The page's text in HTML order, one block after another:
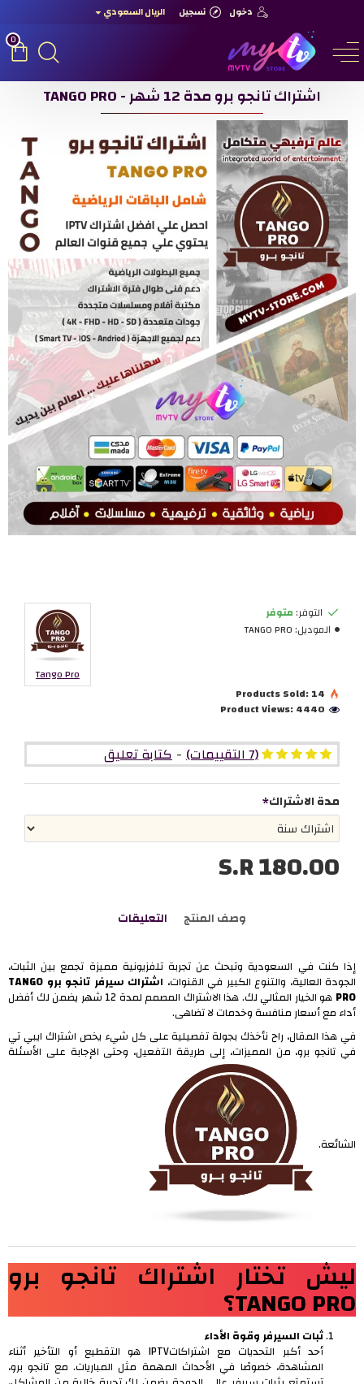
دخول تسجيل
الريال السعودي
0
اشتراك تانجو برو مدة 12 شهر - TANGO PRO
التوفر:متوفر
الموديل:TANGO PRO
Tango Pro
Products Sold: 14
Product Views: 4440
(7 التقييمات) - كتابة تعليق
S.R 180.00
مدة الاشتراك
وصف المنتج التعليقات
إذا كنت في السعودية وتبحث عن تجربة تلفزيونية مميزة تجمع بين الثبات،
الجودة العالية، والتنوع الكبير في القنوات، اشتراك سيرفر تانجو برو TANGO
PRO هو الخيار المثالي لك. هذا الاشتراك المصمم لمدة 12 شهر يضمن لك أفضل
أداء مع أسعار منافسة وخدمات لا تضاهى.
في هذا المقال، راح نأخذك بجولة تفصيلية على كل شيء يخص اشتراك ايبي تي
في تانجو برو، من المميزات، إلى طريقة التفعيل، وحتى الإجابة على الأسئلة
الشائعة.
ليش تختار اشتراك تانجو برو
TANGO PRO؟
ثبات السيرفر وقوة الأداء
أحد أكبر التحديات مع اشتراكاتIPTV هو التقطيع أو التأخير أثناء
المشاهدة، خصوصًا في الأحداث المهمة مثل المباريات. مع تانجو برو،